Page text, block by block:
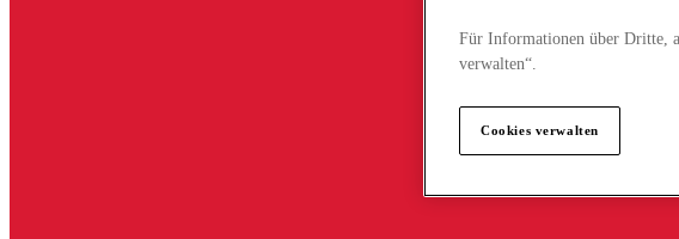
Für Informationen über Dritte,
verwalten“.
Cookies verwalten